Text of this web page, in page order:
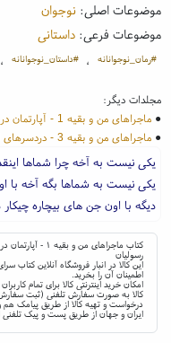
موضوعات اصلی:نوجوان
موضوعات فرعی:داستانی
#رمان_نوجوانانه ، #داستان_نوجوانانه ،
مجلدات دیگر:
●ماجراهای من و بقیه 1 - آپارتمان در آتش
●ماجراهای من و بقیه 3 - دردسرهای الاغ قرمز شاخ دار
یکی نیست به آخه چرا شماها
یکی نیست به شماها بگه آخه با
دیگه با اون جن های بیچاره
کتاب ماجراهای
رسولیان
این کالا در انبار فروشگاه آنلاین
اطمینان آن را بخرید.
امکان خرید اینترنتی کالا برای تمام
کالا به صورت سفارش تلفنی (ثبت
درخواست و تهیه کالا از طریق پیامک هم
ایران و جهان از طریق پست و پیک